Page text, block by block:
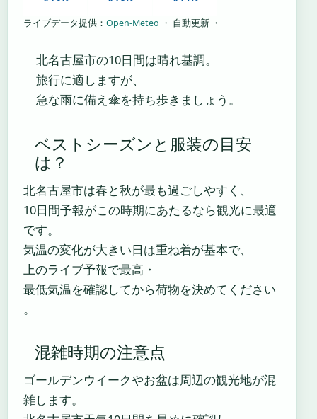
ライブデータ提供： Open-Meteo ・ 自動更新 ・
北名古屋市の10日間は晴れ基調。
旅行に適しますが、
急な雨に備え傘を持ち歩きましょう。
ベストシーズンと服装の目安
は？
北名古屋市は春と秋が最も過ごしやすく、
10日間予報がこの時期にあたるなら観光に最適
です。
気温の変化が大きい日は重ね着が基本で、
上のライブ予報で最高・
最低気温を確認してから荷物を決めてください
。
混雑時期の注意点
ゴールデンウイークやお盆は周辺の観光地が混
雑します。